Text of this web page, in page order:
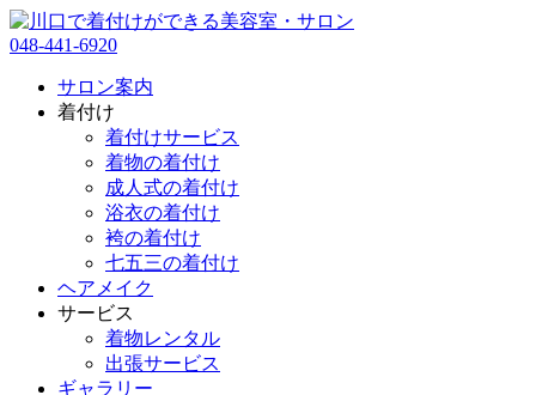
048-441-6920
サロン案内
着付け
着付けサービス
着物の着付け
成人式の着付け
浴衣の着付け
袴の着付け
七五三の着付け
ヘアメイク
サービス
着物レンタル
出張サービス
ギャラリー